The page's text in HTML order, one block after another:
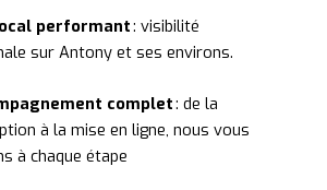
performant: visibilité
sur Antony et ses environs.
complet: de la
à la mise en ligne, nous vous
à chaque étape